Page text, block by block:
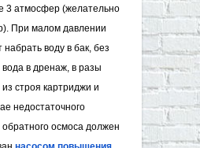
3 атмосфер (желательно
При малом давлении
воду в бак, без
вода в дренаж, в разы
строя картриджи и
недостаточного
осмоса должен